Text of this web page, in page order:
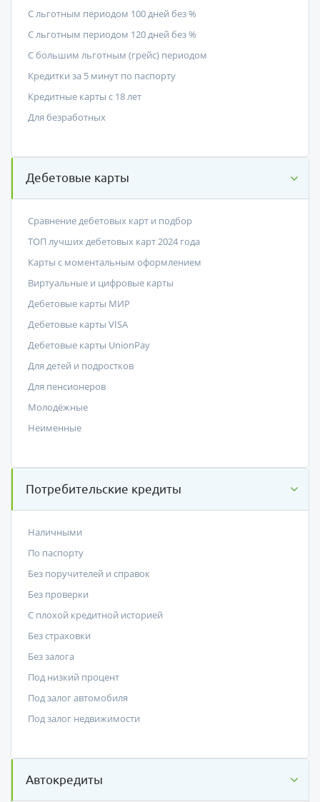
С льготным периодом 100 дней без %
С льготным периодом 120 дней без %
С большим льготным (грейс) периодом
Кредитки за 5 минут по паспорту
Кредитные карты с 18 лет
Для безработных
Дебетовые карты
Сравнение дебетовых карт и подбор
ТОП лучших дебетовых карт 2024 года
Карты с моментальным оформлением
Виртуальные и цифровые карты
Дебетовые карты МИР
Дебетовые карты VISA
Дебетовые карты UnionPay
Для детей и подростков
Для пенсионеров
Молодёжные
Неименные
Потребительские кредиты
Наличными
По паспорту
Без поручителей и справок
Без проверки
С плохой кредитной историей
Без страховки
Без залога
Под низкий процент
Под залог автомобиля
Под залог недвижимости
Автокредиты